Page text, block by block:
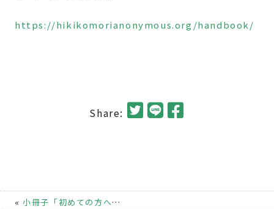
https://hikikomorianonymous.org/handbook/
Share:
«小冊子「初めての方へ」